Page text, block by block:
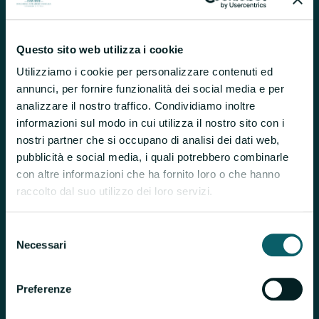
Questo sito web utilizza i cookie
Utilizziamo i cookie per personalizzare contenuti ed
annunci, per fornire funzionalità dei social media e per
analizzare il nostro traffico. Condividiamo inoltre
informazioni sul modo in cui utilizza il nostro sito con i
nostri partner che si occupano di analisi dei dati web,
pubblicità e social media, i quali potrebbero combinarle
con altre informazioni che ha fornito loro o che hanno
raccolto dal suo utilizzo dei loro servizi.
delNecessari
Preferenze
Questo sito web utilizza i cookie. Utilizziamo i cookie
funzionalità dei social media e per analizzare il nostro
cui utilizza il nostro sito con i nostri partner che si
occupano di analisi dei dati web, pubblicità e social
dal suo utilizzo dei loro servizi.
I cookie sono piccoli file di testo che possono essere
utilizzati dai siti web per rendere più efficiente
La legge afferma che possiamo memorizzare i cookie
funzionamento di questo sito. Per tutti gli altri tipi di
cookie abbiamo bisogno del suo permesso.